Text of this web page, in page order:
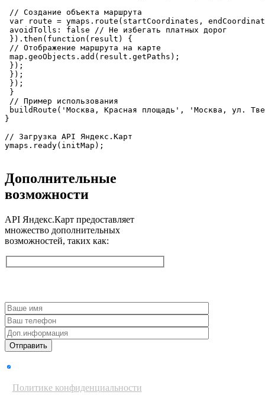
// Создание объекта маршрута
var route = ymaps.route(startCoordinates,
avoidTolls: false // Не избегать платных дорог
}).then(function(result) {
// Отображение маршрута на карте
map.geoObjects.add(result.getPaths);
});
});
});
}
// Пример использования
buildRoute('Москва, Красная площадь', 'Москва, ул.
}
// Загрузка API Яндекс.Карт
Дополнительные
возможности
API Яндекс.Карт предоставляет
множество дополнительных
возможностей, таких как:
Политике конфиденциальности